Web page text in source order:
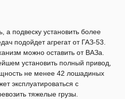
а подвеску установить более
подойдет агрегат от ГАЗ-53.
можно оставить от ВАЗа.
установить полный привод,
не менее 42 лошадиных
эксплуатироваться с
тяжелые грузы.